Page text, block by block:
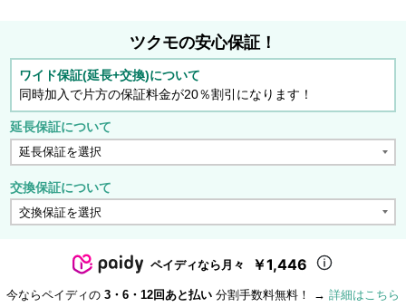
ツクモの安心保証！
ワイド保証(延長+交換)について
同時加入で片方の保証料金が20％割引になります！
延長保証について
交換保証について
ペイディなら月々 ￥1,446
今ならペイディの 3・6・12回あと払い 分割手数料無料！ → 詳細はこちら